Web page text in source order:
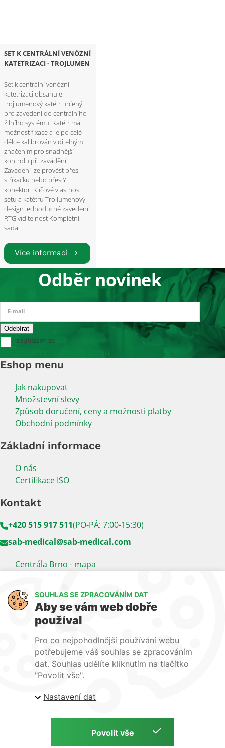
SET K CENTRÁLNÍ VENÓZNÍ
KATETRIZACI - TROJLUMEN
Set k centrální venózní
katetrizaci obsahuje
trojlumenový katétr určený
pro zavedení do centrálního
žilního systému. Katétr má
možnost fixace a je po celé
délce kalibrován viditelným
značením pro snadnější
kontrolu při zavádění.
Zavedení lze provést přes
stříkačku nebo přes Y
konektor. Klíčové vlastnosti
setu a katétru Trojlumenový
design Jednoduché zavedení
RTG viditelnost Kompletní
sada
Více informací
Odběr novinek
E-mail
souhlasím se
zpracováním osobních údajů
Eshop menu
Jak nakupovat
Množstevní slevy
Způsob doručení, ceny a možnosti platby
Obchodní podmínky
Základní informace
O nás
Certifikace ISO
Kontakt
+420 515 917 511(PO-PÁ: 7:00-15:30)
sab-medical@sab-medical.com
Centrála Brno - mapa
Sledujte nás
LinkedIn Facebook
Naše další weby:
www.lecba-rakoviny.com
www.lecba-bolesti.com
SOUHLAS SE ZPRACOVÁNÍM DAT
Aby se vám web dobře
používal
Pro co nejpohodlnější používání webu
potřebujeme váš souhlas se zpracováním
dat. Souhlas udělíte kliknutím na tlačítko
"Povolit vše".
Nastavení dat